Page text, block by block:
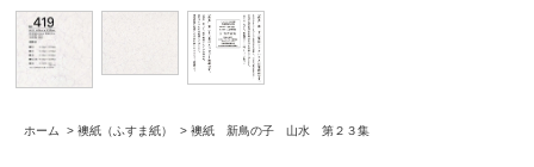
ホーム > 襖紙（ふすま紙） > 襖紙 新鳥の子 山水 第２３集